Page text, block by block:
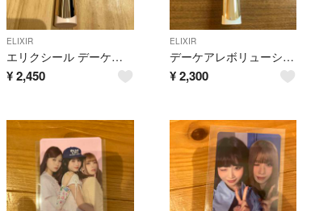
ELIXIR
エリクシール デーケアレボリューション トーンアップ BE +ca ピュアベージ
¥2,450
ELIXIR
デーケアレボリューション トーンアップ SP+ aa(ベビーピンク)(35g)
¥ 2,300